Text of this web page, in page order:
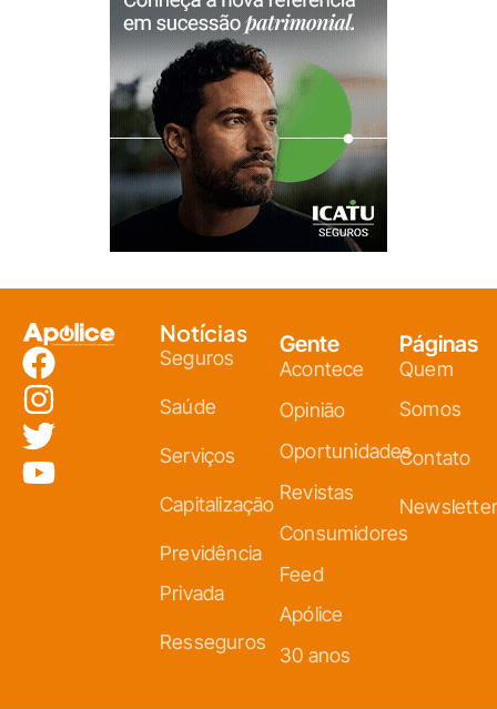
Notícias
Seguros
Saúde
Serviços
Capitalização
Previdência
Privada
Resseguros
Gente
Acontece
Opinião
Oportunidades
Revistas
Consumidores
Feed
Apólice
30 anos
Páginas
Quem
Somos
Contato
Newsletter